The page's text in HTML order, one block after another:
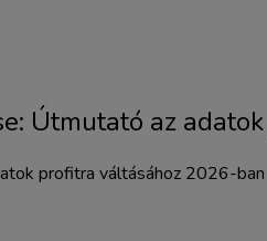
Útmutató az